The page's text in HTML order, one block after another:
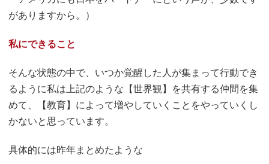
がありますから。）
私にできること
そんな状態の中で、いつか覚醒した人が集まって行動でき
るように私は上記のような【世界観】を共有する仲間を集
めて、【教育】によって増やしていくことをやっていくし
かないと思っています。
具体的には昨年まとめたような